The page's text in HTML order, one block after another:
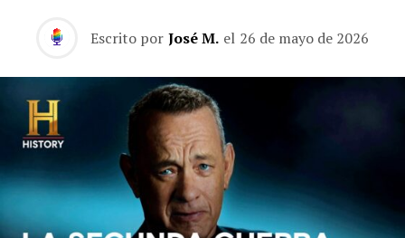
Escrito por José M. el 26 de mayo de 2026